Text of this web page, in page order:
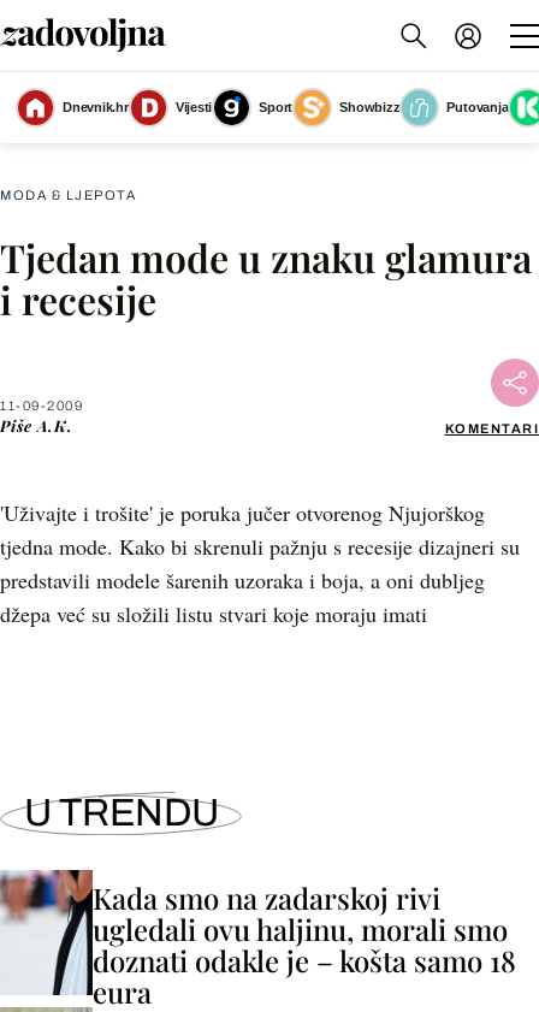
Dnevnik.hr Vijesti Sport Showbizz
Putovanja
Slika nije dostupna
MODA & LJEPOTA
Tjedan mode u znaku glamura
i recesije
11-09-2009
Piše A.K. KOMENTARI
'Uživajte i trošite' je poruka jučer otvorenog Njujorškog
tjedna mode. Kako bi skrenuli pažnju s recesije dizajneri su
predstavili modele šarenih uzoraka i boja, a oni dubljeg
džepa već su složili listu stvari koje moraju imati
Facebook
U TRENDU
Kada smo na zadarskoj rivi
ugledali ovu haljinu, morali smo
doznati odakle je – košta samo 18
eura